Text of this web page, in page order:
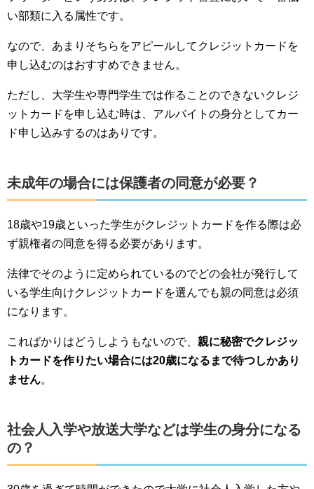
い部類に入る属性です。
なので、あまりそちらをアピールしてクレジットカードを
申し込むのはおすすめできません。
ただし、大学生や専門学生では作ることのできないクレジ
ットカードを申し込む時は、アルバイトの身分としてカー
ド申し込みするのはありです。
未成年の場合には保護者の同意が必要？
18歳や19歳といった学生がクレジットカードを作る際は必
ず親権者の同意を得る必要があります。
法律でそのように定められているのでどの会社が発行して
いる学生向けクレジットカードを選んでも親の同意は必須
になります。
こればかりはどうしようもないので、 親に秘密でクレジッ
トカードを作りたい場合には20歳になるまで待つしかあり
ません。
社会人入学や放送大学などは学生の身分になる
の？